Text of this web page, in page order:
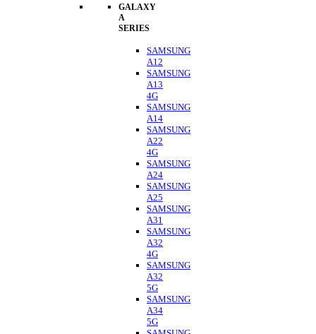
GALAXY
A
SERIES
SAMSUNG
A12
SAMSUNG
A13
4G
SAMSUNG
A14
SAMSUNG
A22
4G
SAMSUNG
A24
SAMSUNG
A25
SAMSUNG
A31
SAMSUNG
A32
4G
SAMSUNG
A32
5G
SAMSUNG
A34
5G